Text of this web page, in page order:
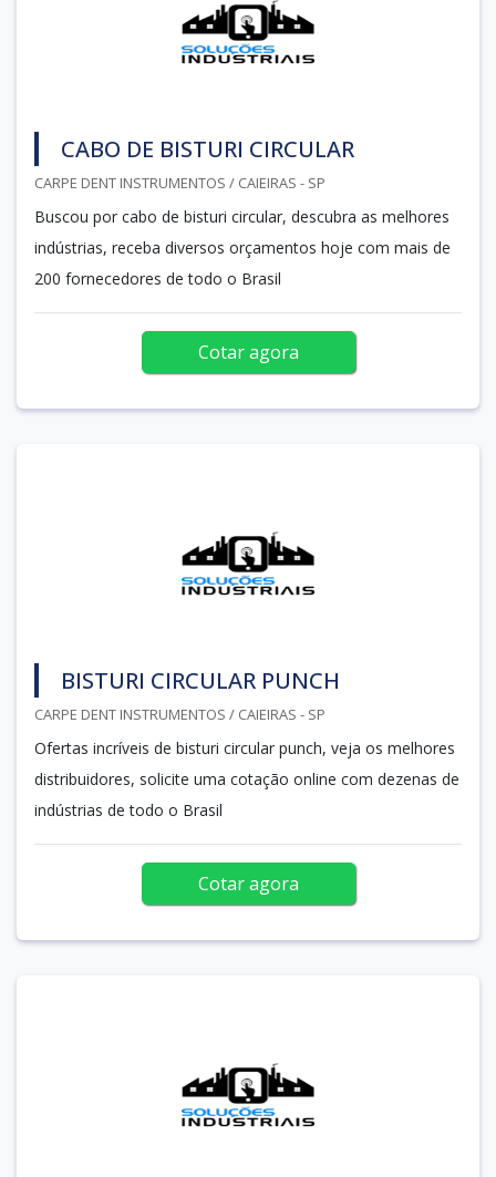
CABO DE BISTURI CIRCULAR
CARPE DENT INSTRUMENTOS / CAIEIRAS - SP
Buscou por cabo de bisturi circular, descubra as melhores
indústrias, receba diversos orçamentos hoje com mais de
200 fornecedores de todo o Brasil
Cotar agora
BISTURI CIRCULAR PUNCH
CARPE DENT INSTRUMENTOS / CAIEIRAS - SP
Ofertas incríveis de bisturi circular punch, veja os melhores
distribuidores, solicite uma cotação online com dezenas de
indústrias de todo o Brasil
Cotar agora